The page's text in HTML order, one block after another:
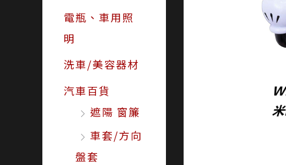
電瓶、車用照
明
洗車/美容器材
汽車百貨
遮陽 窗簾
車套/方向
盤套